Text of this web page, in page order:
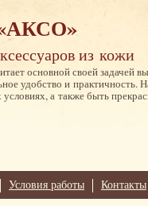
из кожи
основной своей задачей
удобство и практичность.
а также быть
Условия работы Контакты